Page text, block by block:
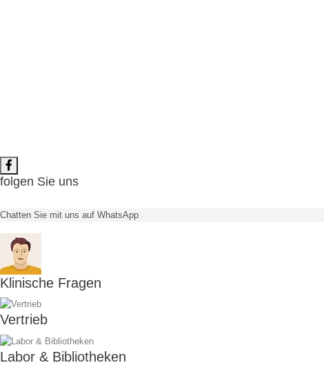
folgen Sie uns
Chatten Sie mit uns auf WhatsApp
Klinische Fragen
Vertrieb
Labor & Bibliotheken